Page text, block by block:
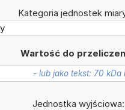
Kategoria jednostek
Wartość do
Jednostka wyjściowa: